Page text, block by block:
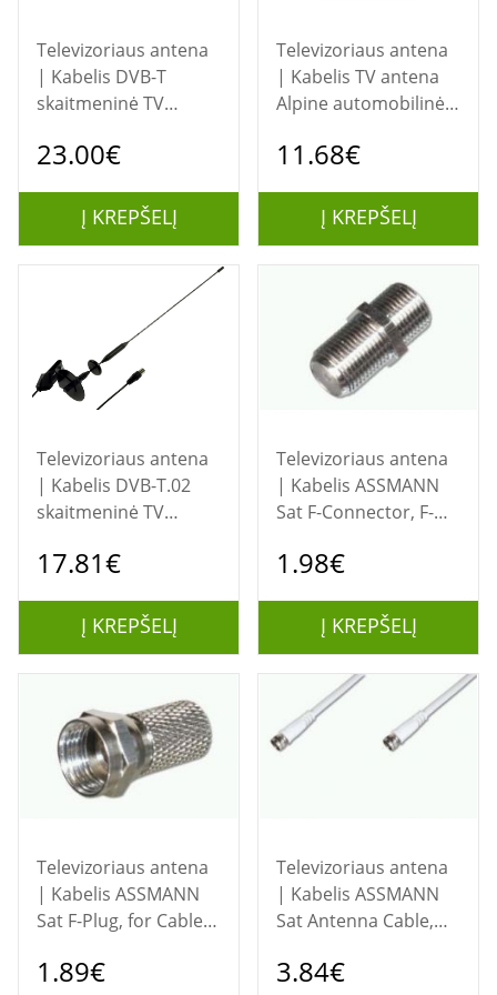
Televizoriaus antena
| Kabelis DVB-T
skaitmeninė TV
23.00€
Į KREPŠELĮ
Televizoriaus antena
| Kabelis TV antena
Alpine automobilinė,
11.68€
Į KREPŠELĮ
Televizoriaus antena
| Kabelis DVB-T.02
skaitmeninė TV
17.81€
Į KREPŠELĮ
Televizoriaus antena
| Kabelis ASSMANN
Sat F-Connector, F-
Socket Female, A-
1.98€
Į KREPŠELĮ
Televizoriaus antena
| Kabelis ASSMANN
Sat F-Plug, for Cable
1.89€
Televizoriaus antena
| Kabelis ASSMANN
Sat Antenna Cable,
double shielded,
3.84€